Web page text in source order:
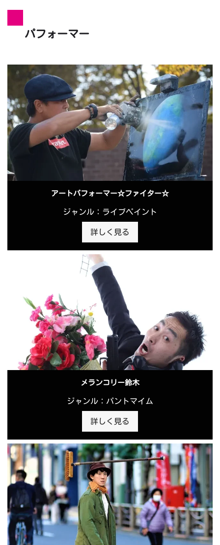
パフォーマー
アートパフォーマー☆ファイター☆
ジャンル：ライブペイント
詳しく見る
メランコリー鈴木
ジャンル：パントマイム
詳しく見る